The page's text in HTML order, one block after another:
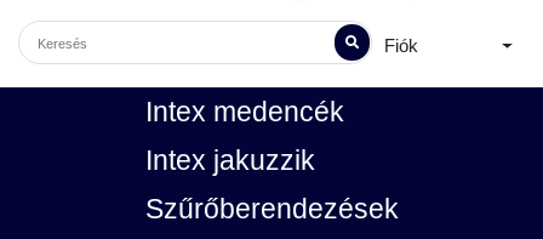
Fiók
Intex medencék
Intex jakuzzik
Szűrőberendezések